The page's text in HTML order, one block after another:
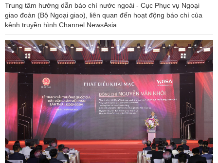
Trung tâm hướng dẫn báo chí nước ngoài - Cục Phục vụ Ngoại
giao đoàn (Bộ Ngoại giao), liên quan đến hoạt động báo chí của
kênh truyền hình Channel NewsAsia